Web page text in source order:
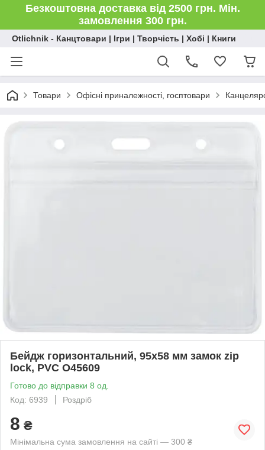
Безкоштовна доставка від 2500 грн. Мін.
замовлення 300 грн.
Otlichnik - Канцтовари | Ігри | Творчість | Хобі | Книги
Товари Офісні приналежності, госптовари
Бейдж горизонтальний, 95х58 мм замок zip
lock, PVC О45609
Готово до відправки 8 од.
Код: 6939
Роздріб
8 ₴
Мінімальна сума замовлення на сайті — 300 ₴